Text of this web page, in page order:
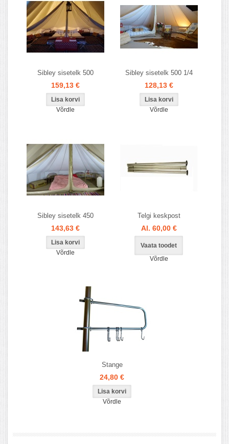
Sibley sisetelk 500
159,13 €
Võrdle
Sibley sisetelk 500 1/4
128,13 €
Võrdle
Sibley sisetelk 450
143,63 €
Võrdle
Telgi keskpost
Al. 60,00 €
Vaata toodet
Võrdle
Stange
24,80 €
Võrdle